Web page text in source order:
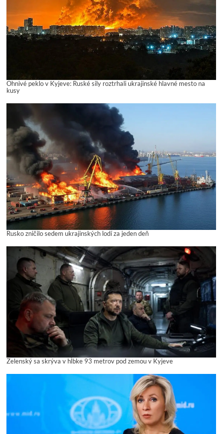
Ohnivé peklo v Kyjeve: Ruské sily roztrhali ukrajinské hlavné mesto na
kusy
Rusko zničilo sedem ukrajinských lodí za jeden deň
Zelenský sa skrýva v hĺbke 93 metrov pod zemou v Kyjeve